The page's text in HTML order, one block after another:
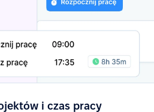
i czas pracy